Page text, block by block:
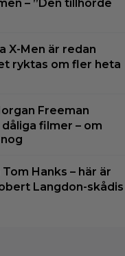
– ”Den tillhörde
X-Men är redan
ryktas om fler heta
Freeman
filmer – om
Tom Hanks – här är
Langdon-skådis